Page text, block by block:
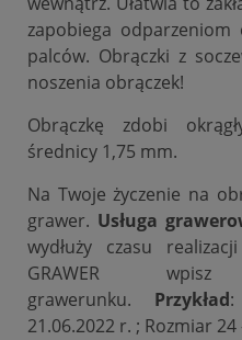
zapobiega odparzeniom
palców. Obrączki z
noszenia obrączek!
Obrączkę zdobi
średnicy 1,75 mm.
Na Twoje życzenie na
grawer. Usługa
wydłuży czasu
GRAWER
grawerunku.
Przykład
21.06.2022 r. ; Rozmiar